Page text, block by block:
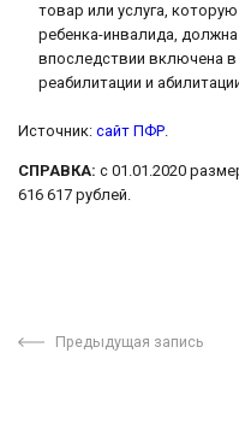
товар или услуга,
ребенка-инвалида,
впоследствии включена
реабилитации и
Источник: сайт ПФР.
СПРАВКА: с 01.01.2020
616 617 рублей.
Предыдущая запись